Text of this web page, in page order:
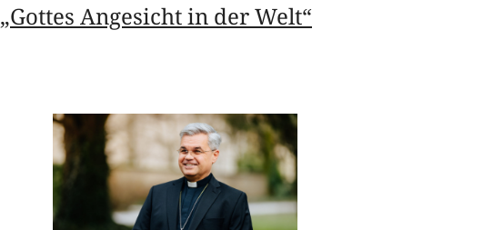
„Gottes Angesicht in der Welt“